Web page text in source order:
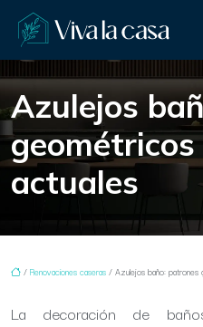
Azulejos
actuales
/ Renovaciones caseras / Azulejos baño: patrones
La decoración de